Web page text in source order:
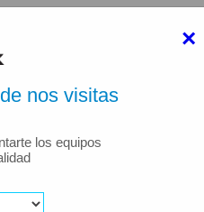
×
nos visitas
los equipos